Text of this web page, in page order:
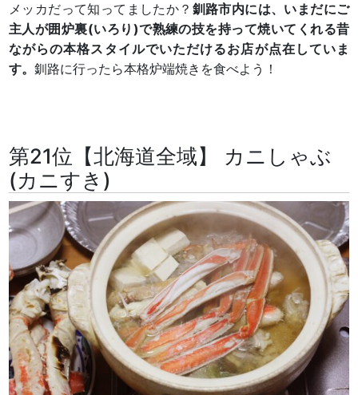
メッカだって知ってましたか？ 釧路市内には、いまだにご
主人が囲炉裏(いろり)で熟練の技を持って焼いてくれる昔
ながらの本格スタイルでいただけるお店が点在していま
す。 釧路に行ったら本格炉端焼きを食べよう！
第21位【北海道全域】 カニしゃぶ
(カニすき)